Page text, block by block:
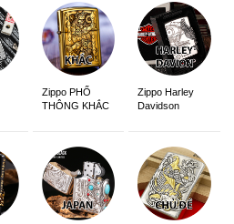
Zippo PHỔ
THÔNG KHẮC
Zippo Harley
Davidson